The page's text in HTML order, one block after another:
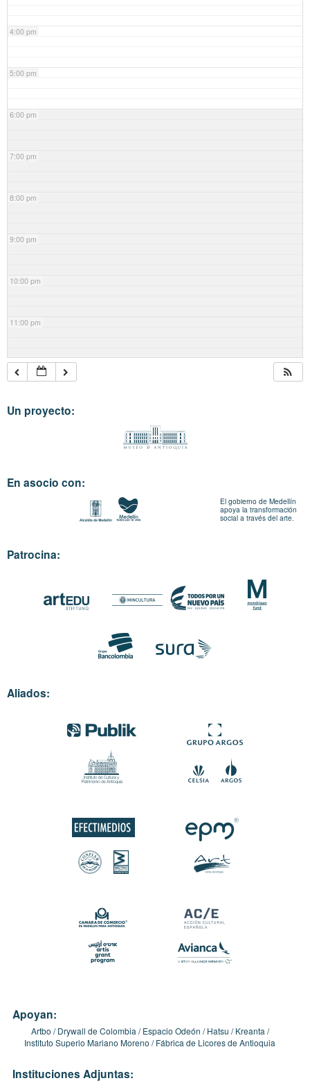
4:00 pm
5:00 pm
6:00 pm
7:00 pm
8:00 pm
9:00 pm
10:00 pm
11:00 pm
Un proyecto:
En asocio con:
El gobierno de Medellín
apoya la transformación
social a través del arte.
Patrocina:
Aliados:
Apoyan:
Artbo Drywall de Colombia Espacio Odeón Hatsu
Kreanta
Instituto Superio Mariano Moreno
Fábrica de Licores de Antioquia
Instituciones Adjuntas: